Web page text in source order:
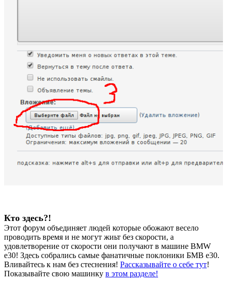
Кто здесь?!
Этот форум объединяет людей которые обожают весело
проводить время и не могут жиьт без скорости, а
удовлетворение от скорости они получают в машине BMW
e30! Здесь собрались самые фанатичные поклоники БМВ е30.
Вливайтесь к нам без стеснения! Рассказывайте о себе тут!
Показывайте свою машинку в этом разделе!